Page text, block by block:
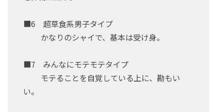
■6 超草食系男子タイプ
かなりのシャイで、基本は受け身。
■7 みんなにモテモテタイプ
モテることを自覚している上に、勘もい
い。